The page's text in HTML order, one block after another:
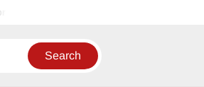
unikalnych tytułów zachowujących